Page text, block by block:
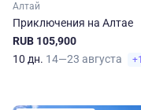
Алтай
Приключения на Алтае
RUB 105,900
10 дн. 14—23 августа +1